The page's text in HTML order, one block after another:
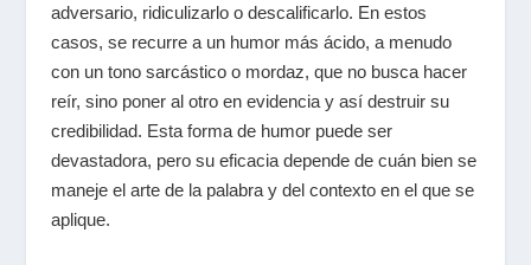
adversario, ridiculizarlo o descalificarlo. En estos
casos, se recurre a un humor más ácido, a menudo
con un tono sarcástico o mordaz, que no busca hacer
reír, sino poner al otro en evidencia y así destruir su
credibilidad. Esta forma de humor puede ser
devastadora, pero su eficacia depende de cuán bien se
maneje el arte de la palabra y del contexto en el que se
aplique.